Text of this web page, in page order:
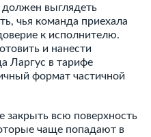
выглядеть
чья команда приехала
к исполнителю.
и нанести
Ларгус в тарифе
формат частичной
закрыть всю поверхность
чаще попадают в